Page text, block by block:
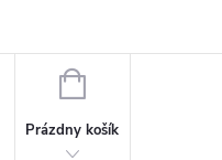
NÁKUPNÝ KOŠÍK
Prázdny košík